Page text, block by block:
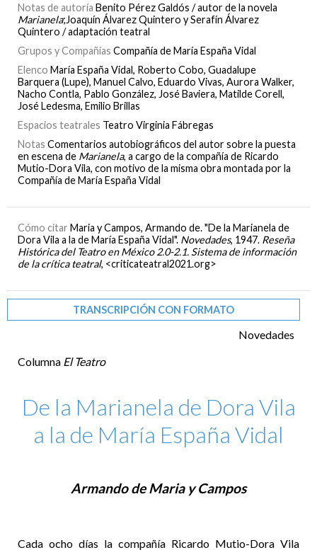
Notas de autoría Benito Pérez Galdós / autor de la novela
Marianela;Joaquín Álvarez Quintero y Serafín Álvarez
Quintero / adaptación teatral
Grupos y Compañías Compañía de María España Vidal
Elenco María España Vidal, Roberto Cobo, Guadalupe
Barquera (Lupe), Manuel Calvo, Eduardo Vivas, Aurora Walker,
Nacho Contla, Pablo González, José Baviera, Matilde Corell,
José Ledesma, Emilio Brillas
Espacios teatrales Teatro Virginia Fábregas
Notas Comentarios autobiográficos del autor sobre la puesta
en escena de Marianela, a cargo de la compañía de Ricardo
Mutio-Dora Vila, con motivo de la misma obra montada por la
Compañía de María España Vidal
Cómo citar Maria y Campos, Armando de. "De la Marianela de
Dora Vila a la de María España Vidal". Novedades, 1947. Reseña
Histórica del Teatro en México 2.0-2.1. Sistema de información
de la crítica teatral, <criticateatral2021.org>
TRANSCRIPCIÓN CON FORMATO
Novedades
Columna El Teatro
De la Marianela de Dora Vila
a la de María España Vidal
Armando de Maria y Campos
Cada ocho días la compañía Ricardo Mutio-Dora Vila